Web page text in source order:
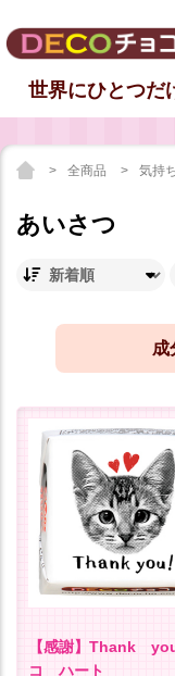
世界にひとつだ
全商品 気持
あいさつ
成
【感謝】Thank
コ ハート